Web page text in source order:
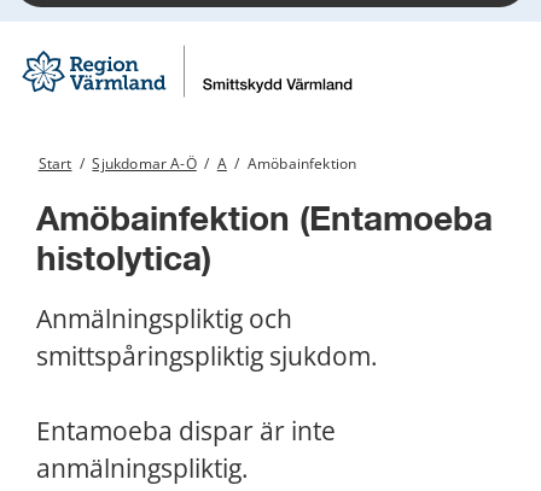
Start / Sjukdomar A-Ö / A / Amöbainfektion
Amöbainfektion (Entamoeba
histolytica)
Anmälningspliktig och
smittspåringspliktig sjukdom.
Entamoeba dispar är inte
anmälningspliktig.